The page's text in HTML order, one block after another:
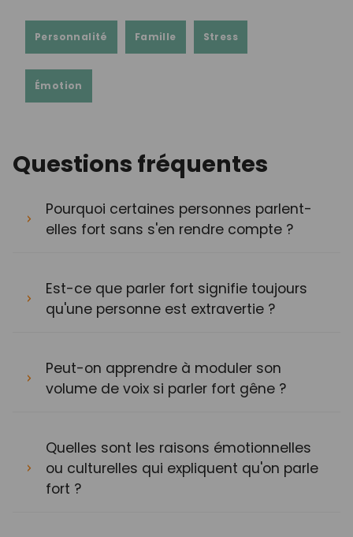
Personnalité Famille Stress
Émotion
Questions fréquentes
Pourquoi certaines personnes parlent-
elles fort sans s'en rendre compte ?
Est-ce que parler fort signifie toujours
qu'une personne est extravertie ?
Peut-on apprendre à moduler son
volume de voix si parler fort gêne ?
Quelles sont les raisons émotionnelles
ou culturelles qui expliquent qu'on parle
fort ?